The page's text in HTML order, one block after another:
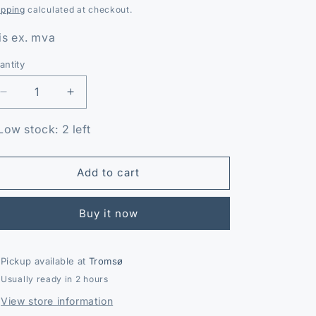
calculated at checkout.
ex. mva
Decrease
quantity
for
IHI
Increase
quantity
for
IHI
35F
stock: 2 left
Add to cart
Buy it now
Pickup available atTromsø
Usually ready in 2 hours
View store information